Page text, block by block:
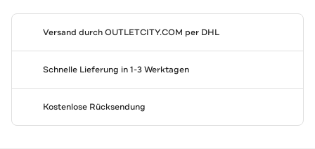
Versand durchOUTLETCITY.COM per DHL
Schnelle Lieferung in 1-3 Werktagen
Kostenlose Rücksendung